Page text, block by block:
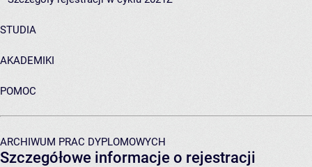
STUDIA
AKADEMIKI
POMOC
ARCHIWUM PRAC DYPLOMOWYCH
Szczegółowe informacje o rejestracji